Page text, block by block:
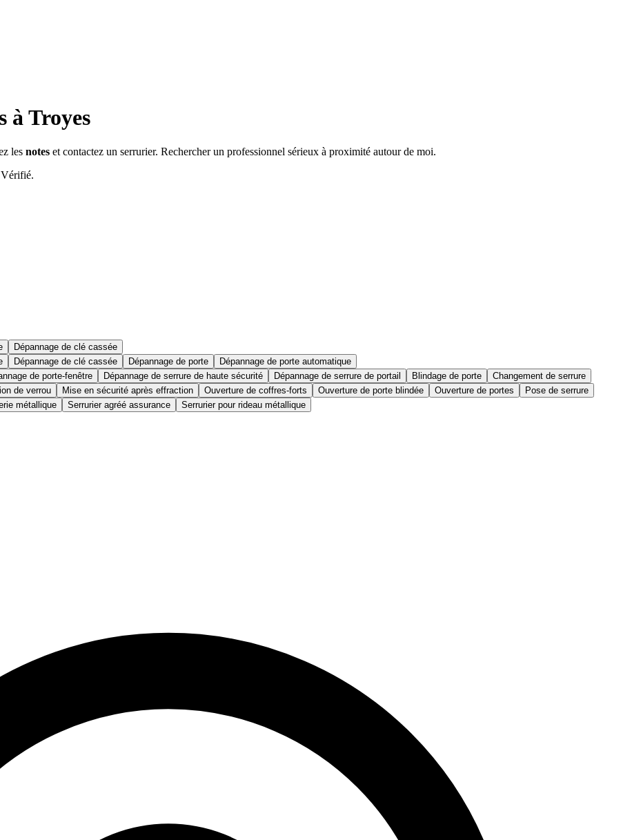
àTroyes
les notes et contactez un serrurier. Rechercher un professionnel sérieux à proximité autour de moi.
Vérifié.
Dépannage de clé cassée
Dépannage de clé cassée Dépannage de porte
Dépannage de porte automatique
de porte-fenêtre Dépannage de serrure de haute sécurité Dépannage de serrure de portail Blindage de porte
Changement de serrure
de verrou Mise en sécurité après effraction Ouverture de coffres-forts Ouverture de porte blindée Ouverture de portes
Pose de serrure
métallique Serrurier agréé assurance
Serrurier pour rideau métallique